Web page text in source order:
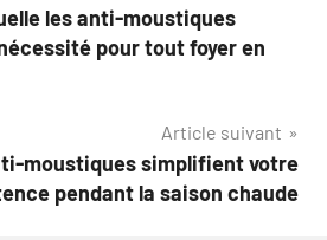
les anti-moustiques
pour tout foyer en
Article suivant
moustiques simplifient votre
pendant la saison chaude